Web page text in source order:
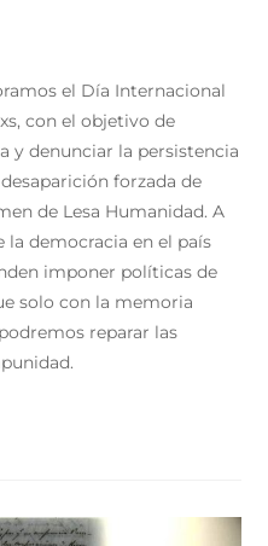
el Día Internacional
con el objetivo de
y denunciar la persistencia
forzada de
de Lesa Humanidad. A
la democracia en el país
imponer políticas de
solo con la memoria
reparar las